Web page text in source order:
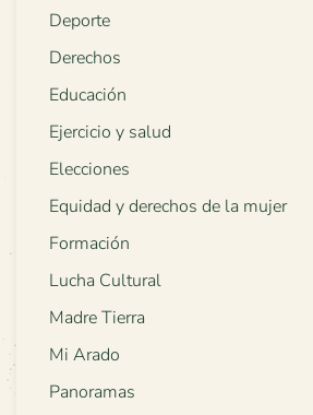
Deporte
Derechos
Educación
Ejercicio y salud
Elecciones
Equidad y derechos de la mujer
Formación
Lucha Cultural
Madre Tierra
Mi Arado
Panoramas